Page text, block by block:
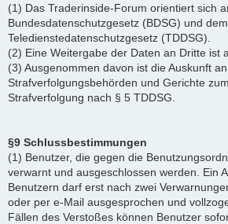
(1) Das Traderinside-Forum orientiert sich
Bundesdatenschutzgesetz (BDSG) und dem
Teledienstedatenschutzgesetz (TDDSG).
(2) Eine Weitergabe der Daten an Dritte ist
(3) Ausgenommen davon ist die Auskunft an
Strafverfolgungsbehörden und Gerichte
Strafverfolgung nach § 5 TDDSG.
§9 Schlussbestimmungen
(1) Benutzer, die gegen die
verwarnt und ausgeschlossen werden. Ein
Benutzern darf erst nach zwei
oder per e-Mail ausgesprochen und
Fällen des Verstoßes können Benutzer